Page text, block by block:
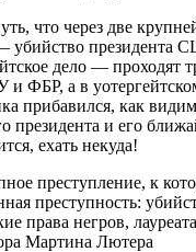
что через две
убийство президента
дело — проходят
и ФБР, а в
прибавился, как
президента и его
ехать некуда!
преступление, к
преступность:
права негров,
Мартина Лютера